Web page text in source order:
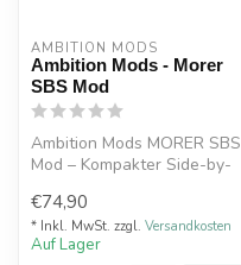
AMBITION MODS
Ambition Mods - Morer
SBS Mod
Ambition Mods MORER SBS
Mod – Kompakter Side-by-
Dampfer
€74,90
* Inkl. MwSt. zzgl. Versandkosten
Auf Lager